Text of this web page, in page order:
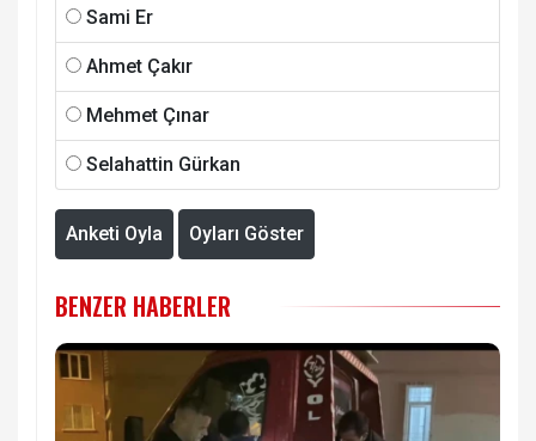
Sami Er
Ahmet Çakır
Mehmet Çınar
Selahattin Gürkan
Anketi Oyla Oyları Göster
BENZER HABERLER